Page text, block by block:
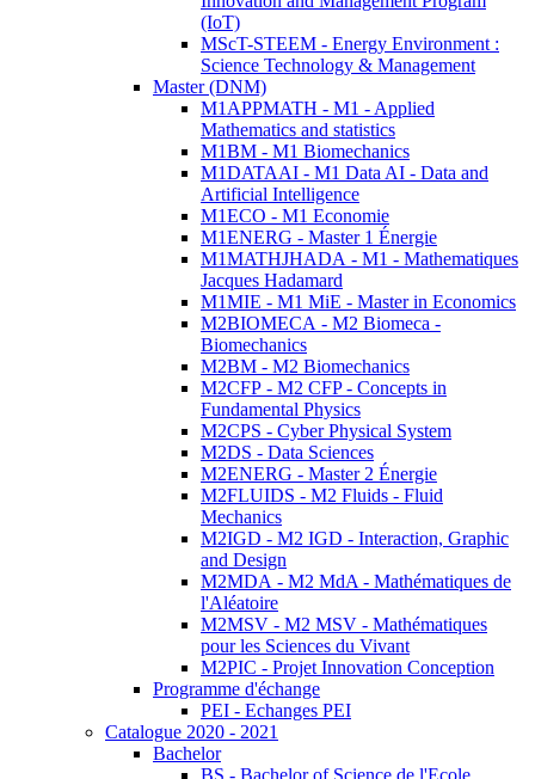
(IoT)
MScT-STEEM - Energy Environment :
Science Technology & Management
Master (DNM)
M1APPMATH - M1 - Applied
Mathematics and statistics
M1BM - M1 Biomechanics
M1DATAAI - M1 Data AI - Data and
Artificial Intelligence
M1ECO - M1 Economie
M1ENERG - Master 1 Énergie
M1MATHJHADA - M1 - Mathematiques
Jacques Hadamard
M1MIE - M1 MiE - Master in Economics
M2BIOMECA - M2 Biomeca -
Biomechanics
M2BM - M2 Biomechanics
M2CFP - M2 CFP - Concepts in
Fundamental Physics
M2CPS - Cyber Physical System
M2DS - Data Sciences
M2ENERG - Master 2 Énergie
M2FLUIDS - M2 Fluids - Fluid
Mechanics
M2IGD - M2 IGD - Interaction, Graphic
and Design
M2MDA - M2 MdA - Mathématiques de
l'Aléatoire
M2MSV - M2 MSV - Mathématiques
pour les Sciences du Vivant
M2PIC - Projet Innovation Conception
Programme d'échange
PEI - Echanges PEI
Catalogue 2020 - 2021
Bachelor
BS - Bachelor of Science de l'Ecole